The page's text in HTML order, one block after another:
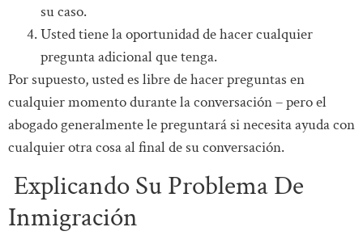
su caso.
Usted tiene la oportunidad de hacer cualquier
pregunta adicional que tenga.
Por supuesto, usted es libre de hacer preguntas en
cualquier momento durante la conversación – pero el
abogado generalmente le preguntará si necesita ayuda con
cualquier otra cosa al final de su conversación.
Explicando Su Problema De
Inmigración